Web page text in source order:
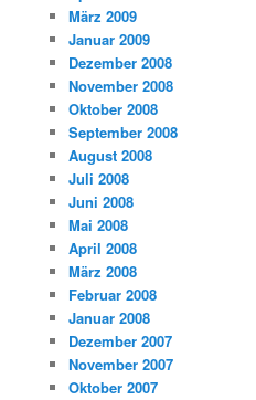
März 2009
Januar 2009
Dezember 2008
November 2008
Oktober 2008
September 2008
August 2008
Juli 2008
Juni 2008
Mai 2008
April 2008
März 2008
Februar 2008
Januar 2008
Dezember 2007
November 2007
Oktober 2007